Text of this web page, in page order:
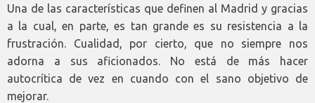
Una de las características que definen al Madrid y gracias
a la cual, en parte, es tan grande es su resistencia a la
frustración. Cualidad, por cierto, que no siempre nos
adorna a sus aficionados. No está de más hacer
autocrítica de vez en cuando con el sano objetivo de
mejorar.